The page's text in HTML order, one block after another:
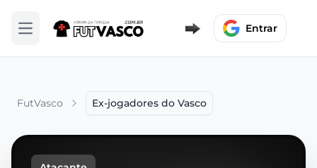
Abrir menu Entrar
FutVasco Ex-jogadores do Vasco